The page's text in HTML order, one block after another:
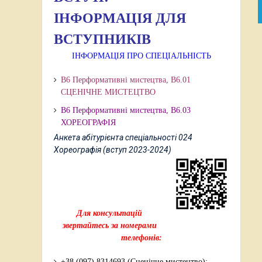
ІНФОРМАЦІЯ ДЛЯ
ВСТУПНИКІВ
ІНФОРМАЦІЯ ПРО СПЕЦІАЛЬНІСТЬ
В6 Перформативні мистецтва, В6.01
СЦЕНІЧНЕ МИСТЕЦТВО
В6 Перформативні мистецтва, В6.03
ХОРЕОГРАФІЯ
Анкета абітурієнта спеціальності 024
Хореографія (вступ 2023-2024)
Для консультацій
звертайтесь за номерами
телефонів: